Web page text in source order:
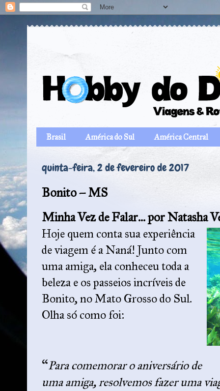
Brasil América do Sul América Central
quinta-feira, 2 de fevereiro de 2017
Bonito – MS
Minha Vez de Falar... por Natasha
Hoje quem conta sua experiência
de viagem é a Naná! Junto com
uma amiga, ela conheceu toda a
beleza e os passeios incríveis de
Bonito, no Mato Grosso do Sul.
Olha só como foi:
“Para comemorar o aniversário de
uma amiga, resolvemos fazer uma